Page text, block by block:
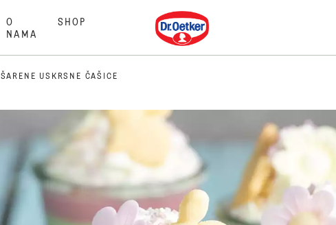
O
NAMA
SHOP Dr. Oetker
ŠARENE USKRSNE ČAŠICE